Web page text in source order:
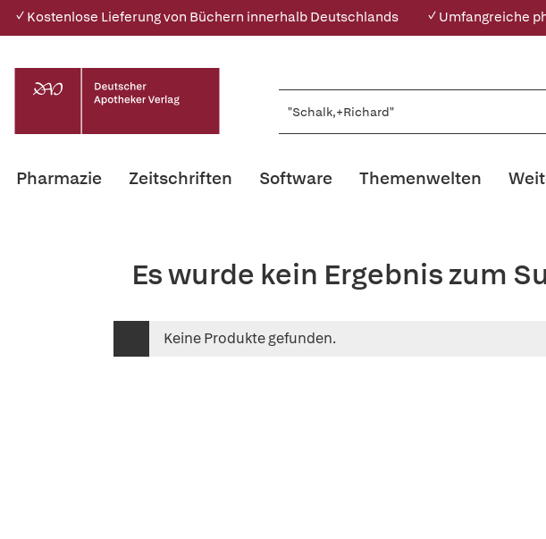
✓ Kostenlose Lieferung von Büchern innerhalb Deutschlands ✓ Umfangreiche
Pharmazie Zeitschriften Software Themenwelten
Es wurde kein Ergebnis zum
Keine Produkte gefunden.